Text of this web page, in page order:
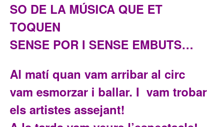
SO DE LA MÚSICA QUE ET
TOQUEN
SENSE POR I SENSE EMBUTS…
Al matí quan vam arribar al circ
vam esmorzar i ballar. I vam trobar
els artistes assejant!